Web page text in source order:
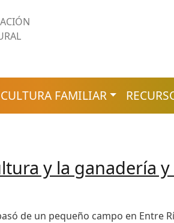
FAMILIAR
y la ganadería
de un pequeño campo en Entre